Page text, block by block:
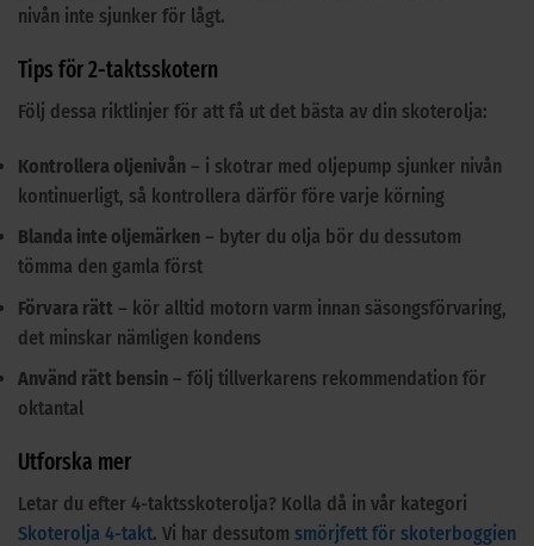
nivån inte sjunker för lågt.
Tips för 2-taktsskotern
Följ dessa riktlinjer för att få ut det bästa av din skoterolja:
Kontrollera oljenivån – i skotrar med oljepump sjunker nivån
kontinuerligt, så kontrollera därför före varje körning
Blanda inte oljemärken – byter du olja bör du dessutom
tömma den gamla först
Förvara rätt – kör alltid motorn varm innan säsongsförvaring,
det minskar nämligen kondens
Använd rätt bensin – följ tillverkarens rekommendation för
oktantal
Utforska mer
Letar du efter 4-taktsskoterolja? Kolla då in vår kategori
Skoterolja 4-takt. Vi har dessutom smörjfett för skoterboggien